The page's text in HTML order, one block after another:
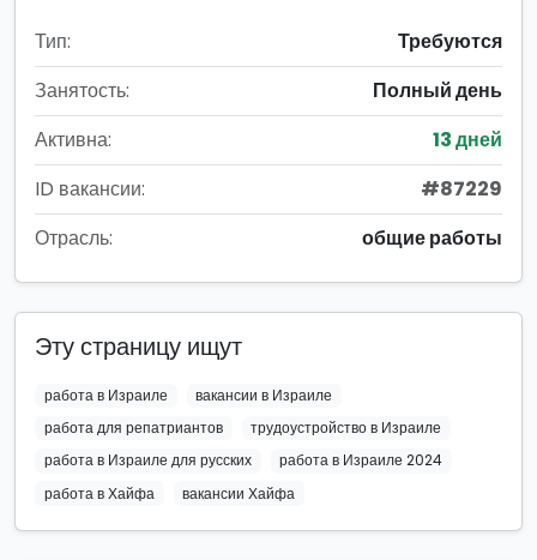
Тип:
Требуются
Занятость:
Полный день
Активна:
13 дней
ID вакансии:
#87229
Отрасль:
общие работы
Эту страницу ищут
работа в Израиле
вакансии в Израиле
работа для репатриантов
трудоустройство в Израиле
работа в Израиле для русских
работа в Израиле 2024
работа в Хайфа
вакансии Хайфа